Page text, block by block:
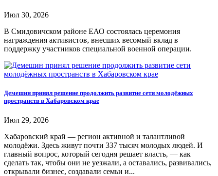
Июл 30, 2026
В Смидовичском районе ЕАО состоялась церемония
награждения активистов, внесших весомый вклад в
поддержку участников специальной военной операции.
Демешин принял решение продолжить развитие сети молодёжных
пространств в Хабаровском крае
Июл 29, 2026
Хабаровский край — регион активной и талантливой
молодёжи. Здесь живут почти 337 тысяч молодых людей. И
главный вопрос, который сегодня решает власть, — как
сделать так, чтобы они не уезжали, а оставались, развивались,
открывали бизнес, создавали семьи и...